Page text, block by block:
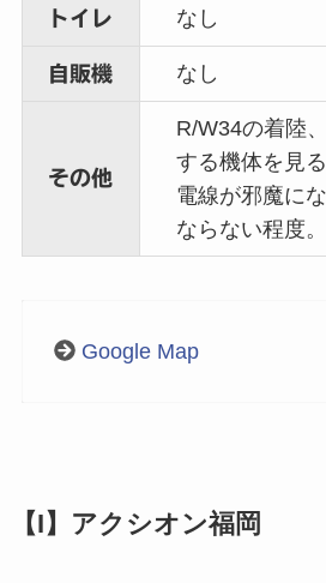
トイレ なし
自販機 なし
その他
R/W34の着陸
する機体を見
電線が邪魔に
ならない程度。
Google Map
【I】アクシオン福岡